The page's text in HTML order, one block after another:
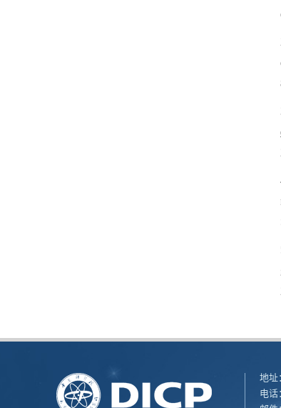
地址
电话